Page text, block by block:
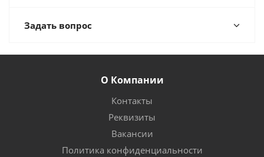
Задать вопрос
О Компании
Контакты
Реквизиты
Вакансии
Политика конфиденциальности